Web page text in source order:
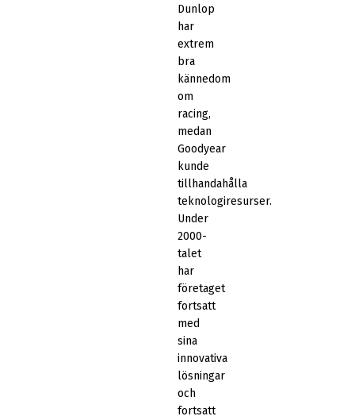
Dunlop
har
extrem
bra
kännedom
om
racing,
medan
Goodyear
kunde
tillhandahålla
teknologiresurser.
Under
2000-
talet
har
företaget
fortsatt
med
sina
innovativa
lösningar
och
fortsatt